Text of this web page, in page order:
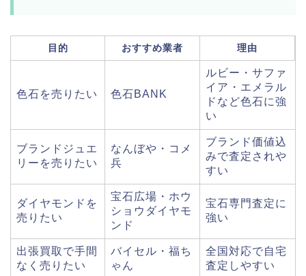
目的 おすすめ業者 理由
色石を売りたい 色石BANK
ルビー・サファ
イア・エメラル
ドなど色石に強
い
ブランドジュエ
リーを売りたい
なんぼや・コメ
兵
ブランド価値込
みで査定されや
すい
ダイヤモンドを
売りたい
宝石広場・ホウ
ショウダイヤモ
ンド
宝石専門査定に
強い
出張買取で手間
なく売りたい
バイセル・福ち
ゃん
全国対応で自宅
査定しやすい